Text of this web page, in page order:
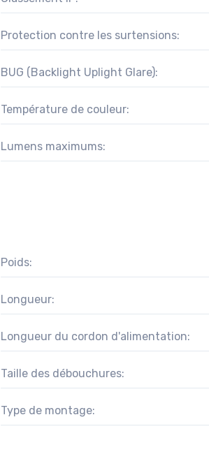
Protection contre les surtensions:
BUG (Backlight Uplight Glare):
Température de couleur:
Lumens maximums:
Poids:
Longueur:
Longueur du cordon d'alimentation:
Taille des débouchures:
Type de montage: